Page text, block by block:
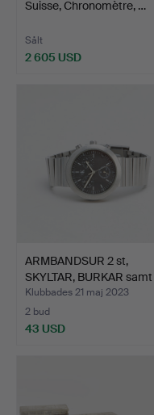
Suisse, Chronomètre, …
Sålt
2 605 USD
ARMBANDSUR 2 st,
SKYLTAR, BURKAR samt
BORD…
Klubbades 21 maj 2023
2 bud
43 USD